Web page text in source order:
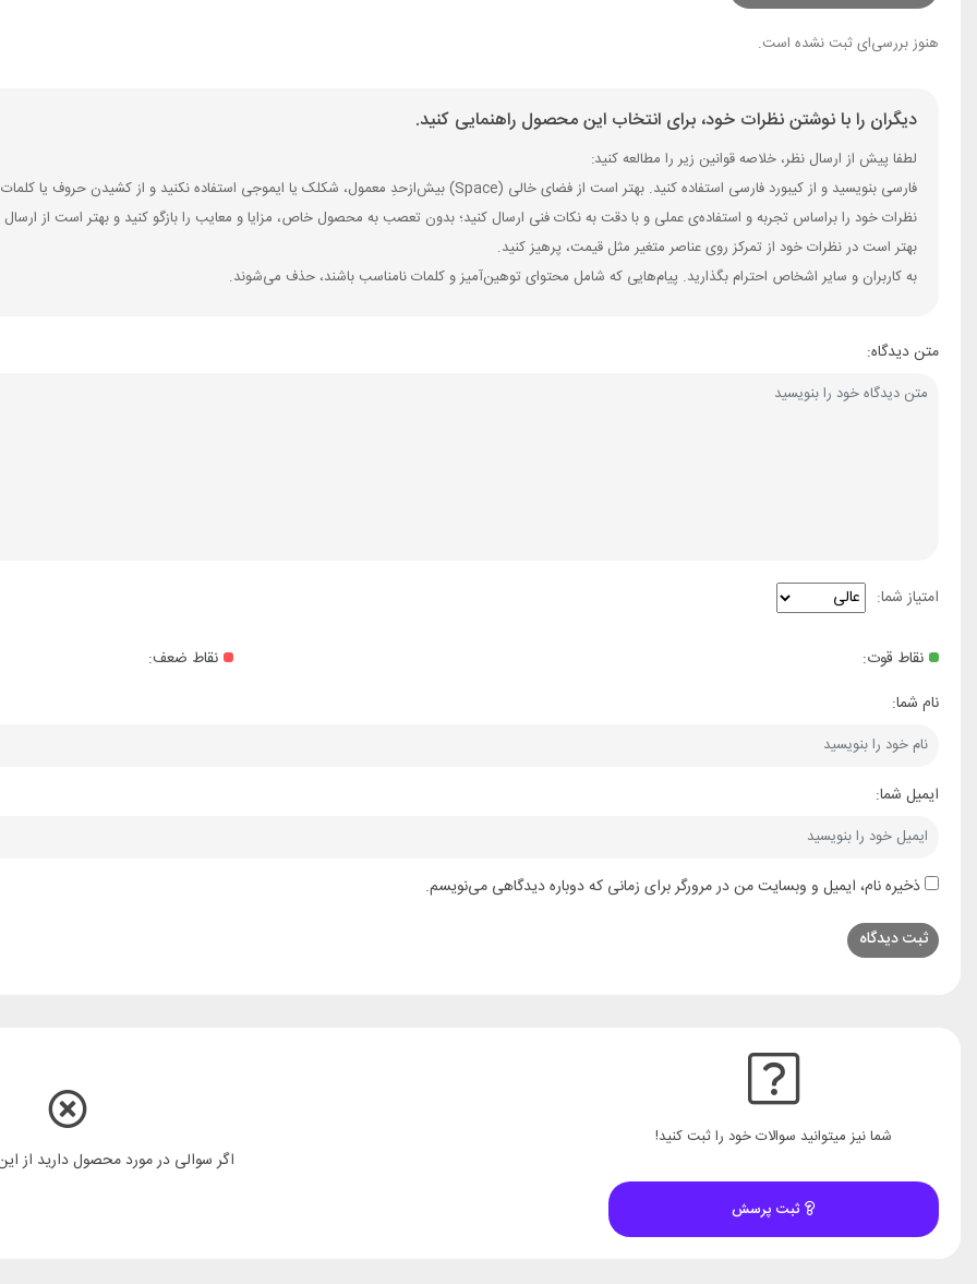
هنوز بررسی‌ای ثبت نشده است.
دیگران را با نوشتن نظرات خود، برای انتخاب این محصول راهنمایی کنید.
لطفا پیش از ارسال نظر، خلاصه قوانین زیر را مطالعه کنید:
فارسی بنویسید و از کیبورد فارسی استفاده کنید. بهتر است از فضای خالی (Space) بیش‌از‌حدِ معمول، شکلک یا ایموجی استفاده نکنید و از کشیدن حروف یا کلمات با صفحه‌کلید بپرهیزید.
نظرات خود را براساس تجربه و استفاده‌ی عملی و با دقت به نکات فنی ارسال کنید؛ بدون تعصب به محصول خاص، مزایا و معایب را بازگو کنید و بهتر است از
بهتر است در نظرات خود از تمرکز روی عناصر متغیر مثل قیمت، پرهیز کنید.
به کاربران و سایر اشخاص احترام بگذارید. پیام‌هایی که شامل محتوای توهین‌آمیز و کلمات نامناسب باشند، حذف می‌شوند.
متن دیدگاه:
امتیاز شما:
نقاط قوت:
نقاط ضعف:
نام شما:
ایمیل شما:
ذخیره نام، ایمیل و وبسایت من در مرورگر برای زمانی که دوباره دیدگاهی می‌نویسم.
شما نیز میتوانید سوالات خود را ثبت کنید!
ثبت پرسش
اگر سوالی در مورد محصول دارید از